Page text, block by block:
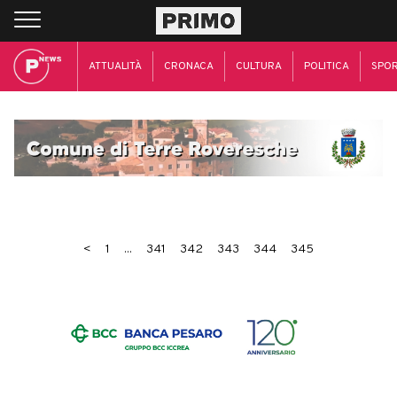
ATTUALITÀ CRONACA CULTURA POLITICA
< 1 ... 341 342 343 344 345